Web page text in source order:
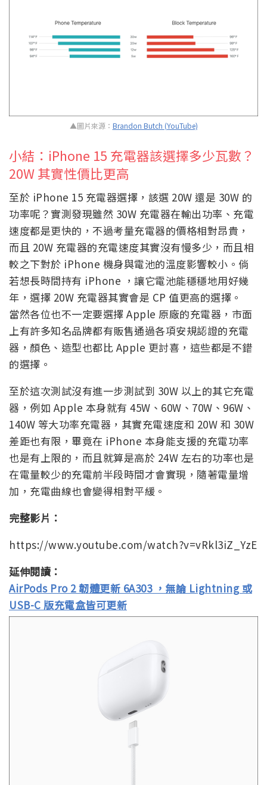
▲圖片來源： Brandon Butch (YouTube)
小結：iPhone 15 充電器該選擇多少瓦數？
20W 其實性價比更高
至於 iPhone 15 充電器選擇，該選 20W 還是 30W 的
功率呢？實測發現雖然 30W 充電器在輸出功率、充電
速度都是更快的，不過考量充電器的價格相對昂貴，
而且 20W 充電器的充電速度其實沒有慢多少，而且相
較之下對於 iPhone 機身與電池的溫度影響較小。倘
若想長時間持有 iPhone ，讓它電池能穩穩地用好幾
年，選擇 20W 充電器其實會是 CP 值更高的選擇。
當然各位也不一定要選擇 Apple 原廠的充電器，市面
上有許多知名品牌都有販售通過各項安規認證的充電
器，顏色、造型也都比 Apple 更討喜，這些都是不錯
的選擇。
至於這次測試沒有進一步測試到 30W 以上的其它充電
器，例如 Apple 本身就有 45W、60W、70W、96W、
140W 等大功率充電器，其實充電速度和 20W 和 30W
差距也有限，畢竟在 iPhone 本身能支援的充電功率
也是有上限的，而且就算是高於 24W 左右的功率也是
在電量較少的充電前半段時間才會實現，隨著電量增
加，充電曲線也會變得相對平緩。
完整影片：
https://www.youtube.com/watch?v=vRkl3iZ_YzE
延伸閱讀：
AirPods Pro 2 韌體更新 6A303 ，無論 Lightning 或
USB-C 版充電盒皆可更新